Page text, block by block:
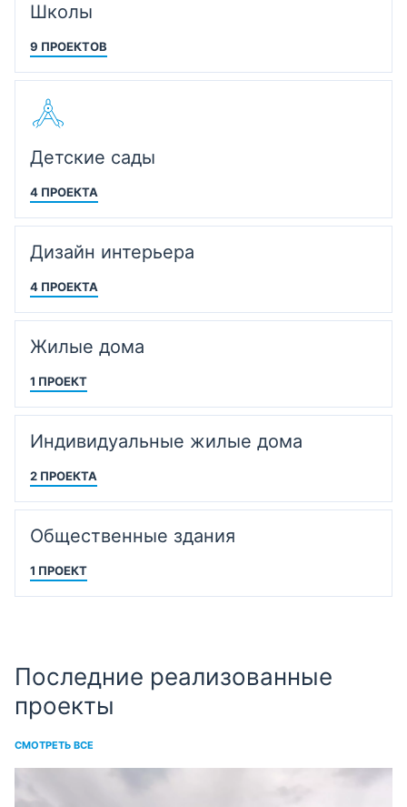
Школы
9 ПРОЕКТОВ
Детские сады
4 ПРОЕКТА
Дизайн интерьера
4 ПРОЕКТА
Жилые дома
1 ПРОЕКТ
Индивидуальные жилые дома
2 ПРОЕКТА
Общественные здания
1 ПРОЕКТ
Последние реализованные
проекты
СМОТРЕТЬ ВСЕ